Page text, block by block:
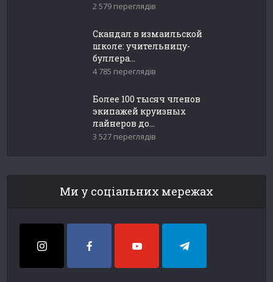
2 579 переглядів
Скандал в измаильской
школе: учительницу-
буллера...
4 785 переглядів
Более 100 тысяч членов
экипажей круизных
лайнеров до...
3 527 переглядів
Ми у соціальних мережах